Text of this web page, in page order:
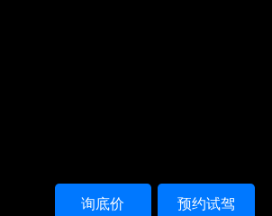
预约试驾
询底价